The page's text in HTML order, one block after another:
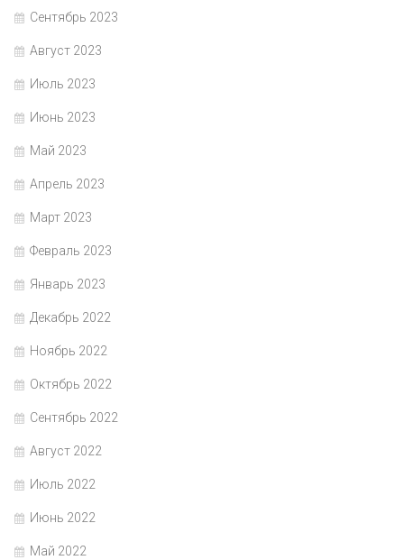
Сентябрь 2023
Август 2023
Июль 2023
Июнь 2023
Май 2023
Апрель 2023
Март 2023
Февраль 2023
Январь 2023
Декабрь 2022
Ноябрь 2022
Октябрь 2022
Сентябрь 2022
Август 2022
Июль 2022
Июнь 2022
Май 2022